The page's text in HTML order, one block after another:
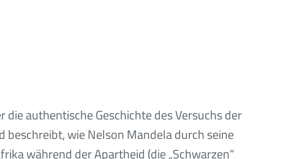
authentische Geschichte des Versuchs der
beschreibt, wie Nelson Mandela durch seine
während der Apartheid (die „Schwarzen“